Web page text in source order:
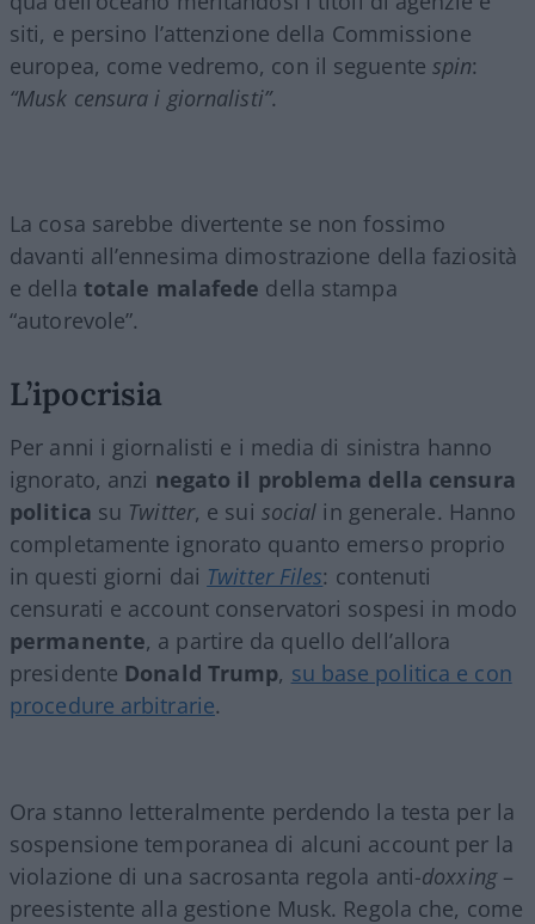
siti, e persino l’attenzione della Commissione
europea, come vedremo, con il seguente spin:
“Musk censura i giornalisti”.
La cosa sarebbe divertente se non fossimo
davanti all’ennesima dimostrazione della faziosità
e della totale malafede della stampa
“autorevole”.
L’ipocrisia
Per anni i giornalisti e i media di sinistra hanno
ignorato, anzi negato il problema della censura
politica su Twitter, e sui social in generale. Hanno
completamente ignorato quanto emerso proprio
in questi giorni dai Twitter Files: contenuti
censurati e account conservatori sospesi in modo
permanente, a partire da quello dell’allora
presidente Donald Trump, su base politica e con
procedure arbitrarie.
Ora stanno letteralmente perdendo la testa per la
sospensione temporanea di alcuni account per la
violazione di una sacrosanta regola anti-doxxing–
preesistente alla gestione Musk. Regola che, come